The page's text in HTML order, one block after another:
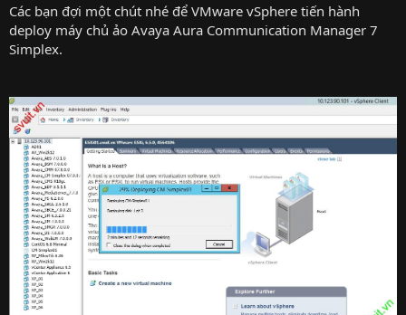
Các bạn đợi một chút nhé để VMware vSphere tiến hành
deploy máy chủ ảo Avaya Aura Communication Manager 7
Simplex.